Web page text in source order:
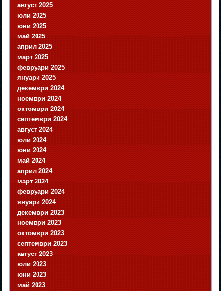
август 2025
юли 2025
юни 2025
май 2025
април 2025
март 2025
февруари 2025
януари 2025
декември 2024
ноември 2024
октомври 2024
септември 2024
август 2024
юли 2024
юни 2024
май 2024
април 2024
март 2024
февруари 2024
януари 2024
декември 2023
ноември 2023
октомври 2023
септември 2023
август 2023
юли 2023
юни 2023
май 2023